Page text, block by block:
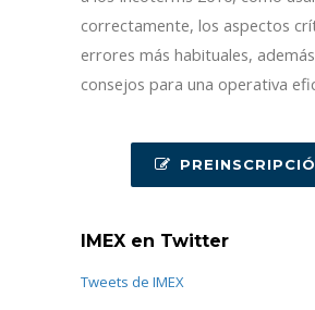
correctamente, los aspectos
errores más habituales,
consejos para una operativa
IMEX en Twitter
Tweets de IMEX